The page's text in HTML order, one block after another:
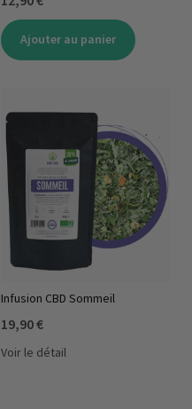
Ajouter au panier
Infusion CBD Sommeil
19,90 €
Voir le détail